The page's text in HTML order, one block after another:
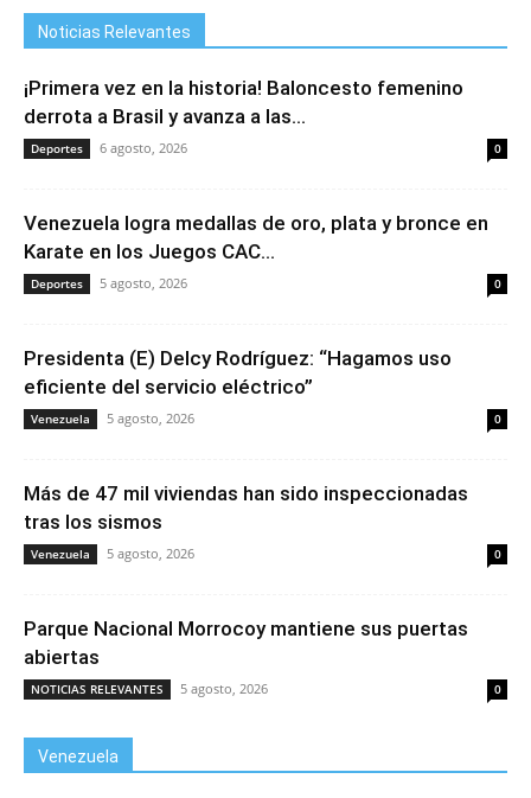
Noticias Relevantes
¡Primera vez en la historia! Baloncesto femenino
derrota a Brasil y avanza a las...
Deportes 6 agosto, 2026 0
Venezuela logra medallas de oro, plata y bronce en
Karate en los Juegos CAC...
Deportes 5 agosto, 2026 0
Presidenta (E) Delcy Rodríguez: “Hagamos uso
eficiente del servicio eléctrico”
Venezuela 5 agosto, 2026 0
Más de 47 mil viviendas han sido inspeccionadas
tras los sismos
Venezuela 5 agosto, 2026 0
Parque Nacional Morrocoy mantiene sus puertas
abiertas
NOTICIAS RELEVANTES 5 agosto, 2026 0
Venezuela